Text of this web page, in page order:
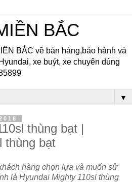
BẮC
BẮC về bán hàng,bảo hành và
xe buýt, xe chuyên dùng
▼
thùng bạt |
thùng bạt
hàng chọn lựa và muốn sử
là Hyundai Mighty 110sl thùng